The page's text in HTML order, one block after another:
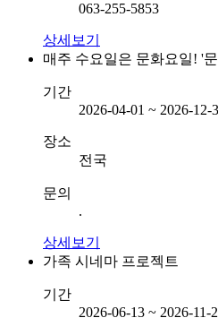
063-255-5853
상세보기
매주 수요일은 문화요일! '
기간
2026-04-01 ~ 2026-12-
장소
전국
문의
.
상세보기
가족 시네마 프로젝트
기간
2026-06-13 ~ 2026-11-